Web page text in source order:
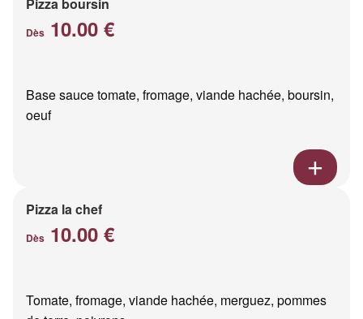
Dès 10.00 €
Base sauce tomate, fromage, viande hachée, boursin,
oeuf
Pizza la chef
Dès 10.00 €
Tomate, fromage, viande hachée, merguez, pommes